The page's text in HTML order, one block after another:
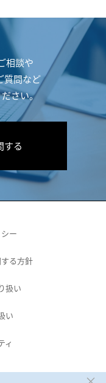
相談や
質問など
さい。
する
ー
る方針
扱い
い
ィ